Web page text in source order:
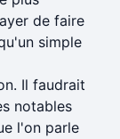
de faire
simple
Il faudrait
notables
l'on parle